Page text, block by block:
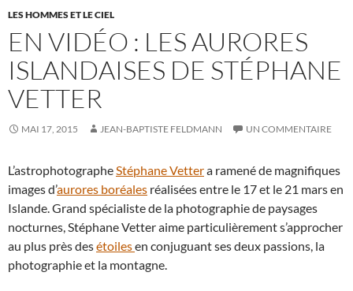
LES HOMMES ET LE CIEL
EN VIDÉO : LES AURORES
ISLANDAISES DE STÉPHANE
VETTER
MAI 17, 2015 JEAN-BAPTISTE FELDMANN UN COMMENTAIRE
L’astrophotographeStéphane Vettera ramené de magnifiques
images d’aurores boréales réalisées entre le 17 et le 21 mars en
Islande. Grand spécialiste de la photographie de paysages
nocturnes, Stéphane Vetter aime particulièrement s’approcher
au plus près desétoilesen conjuguant ses deux passions, la
photographie et la montagne.